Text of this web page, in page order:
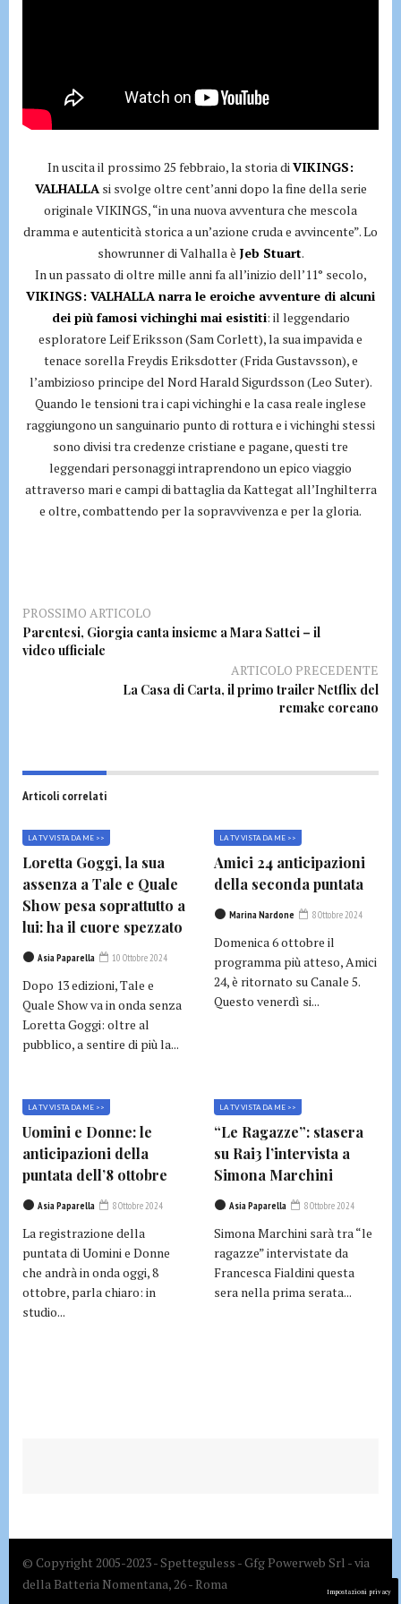
In uscita il prossimo 25 febbraio, la storia diVIKINGS:
VALHALLAsi svolge oltre cent’anni dopo la fine della serie
originale VIKINGS, “in una nuova avventura che mescola
dramma e autenticità storica a un’azione cruda e avvincente”. Lo
showrunner di Valhalla è Jeb Stuart.
In un passato di oltre mille anni fa all’inizio dell’11° secolo,
VIKINGS: VALHALLA narra le eroiche avventure di alcuni
dei più famosi vichinghi mai esistiti: il leggendario
esploratore Leif Eriksson (Sam Corlett), la sua impavida e
tenace sorella Freydis Eriksdotter (Frida Gustavsson), e
l’ambizioso principe del Nord Harald Sigurdsson (Leo Suter).
Quando le tensioni tra i capi vichinghi e la casa reale inglese
raggiungono un sanguinario punto di rottura e i vichinghi stessi
sono divisi tra credenze cristiane e pagane, questi tre
leggendari personaggi intraprendono un epico viaggio
attraverso mari e campi di battaglia da Kattegat all’Inghilterra
e oltre, combattendo per la sopravvivenza e per la gloria.
PROSSIMO ARTICOLO
Parentesi, Giorgia canta insieme a Mara Sattei – il
video ufficiale
ARTICOLO PRECEDENTE
La Casa di Carta, il primo trailer Netflix del
remake coreano
Articoli correlati
LA TV VISTA DA ME >>
Loretta Goggi, la sua
assenza a Tale e Quale
Show pesa soprattutto a
lui: ha il cuore spezzato
Asia Paparella 10 Ottobre 2024
Dopo 13 edizioni, Tale e
Quale Show va in onda senza
Loretta Goggi: oltre al
pubblico, a sentire di più la...
LA TV VISTA DA ME >>
Amici 24 anticipazioni
della seconda puntata
Marina Nardone 8 Ottobre 2024
Domenica 6 ottobre il
programma più atteso, Amici
24, è ritornato su Canale 5.
Questo venerdì si...
LA TV VISTA DA ME >>
Uomini e Donne: le
anticipazioni della
puntata dell’8 ottobre
Asia Paparella 8 Ottobre 2024
La registrazione della
puntata di Uomini e Donne
che andrà in onda oggi, 8
ottobre, parla chiaro: in
studio...
LA TV VISTA DA ME >>
“Le Ragazze”: stasera
su Rai3 l’intervista a
Simona Marchini
Asia Paparella 8 Ottobre 2024
Simona Marchini sarà tra “le
ragazze” intervistate da
Francesca Fialdini questa
sera nella prima serata...
© Copyright 2005-2023 - Spetteguless - Gfg Powerweb Srl - via
della Batteria Nomentana, 26 - Roma
Impostazioni privacy